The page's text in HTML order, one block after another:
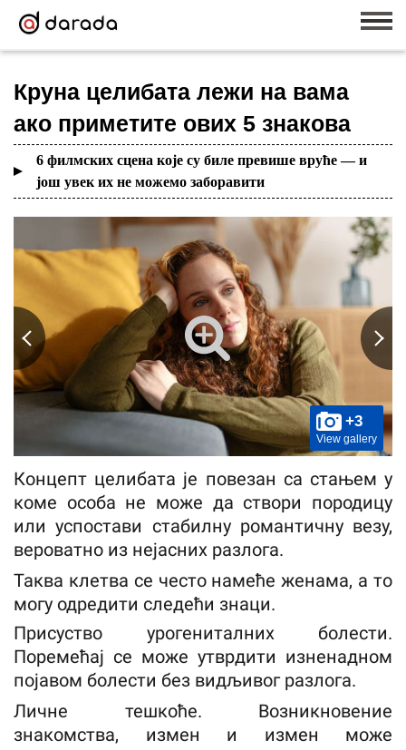
Круна целибата лежи на вама
ако приметите ових 5 знакова
6 филмских сцена које су биле превише вруће — и
још увек их не можемо заборавити
+3
View gallery
Концепт целибата је повезан са стањем у
коме особа не може да створи породицу
или успостави стабилну романтичну везу,
вероватно из нејасних разлога.
Таква клетва се често намеће женама, а то
могу одредити следећи знаци.
Присуство урогениталних болести.
Поремећај се може утврдити изненадном
појавом болести без видљивог разлога.
Личне тешкоће. Возникновение
знакомства, измен и измен може